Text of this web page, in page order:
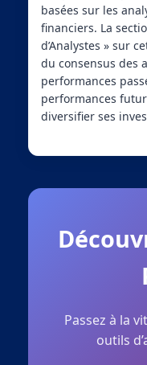
basées sur les
financiers. La
d’Analystes » sur
du consensus des
performances
performances
diversifier ses
Passez à la
outils